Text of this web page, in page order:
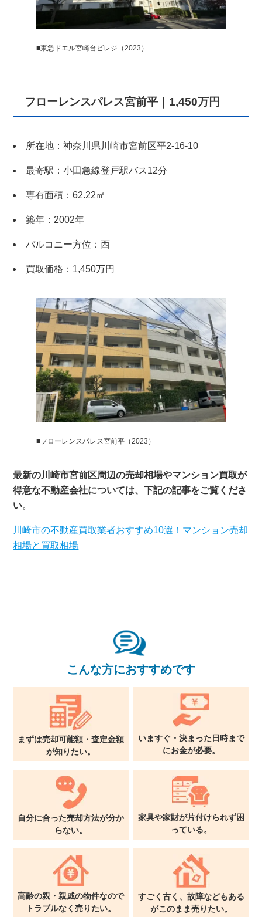
無料査定・売却相談
10時～18時/水曜日定休
■東急ドエル宮崎台ビレジ（2023）
フローレンスパレス宮前平｜1,450万円
所在地：神奈川県川崎市宮前区平2-16-10
最寄駅：小田急線登戸駅バス12分
専有面積：62.22㎡
築年：2002年
バルコニー方位：西
買取価格：1,450万円
■フローレンスパレス宮前平（2023）
最新の川崎市宮前区周辺の売却相場やマンション買取が
得意な不動産会社については、下記の記事をご覧くださ
い。
川崎市の不動産買取業者おすすめ10選！マンション売却
相場と買取相場
こんな方におすすめです
まずは売却可能額・査定金額
が知りたい。
いますぐ・決まった日時まで
にお金が必要。
自分に合った売却方法が分か
らない。
家具や家財が片付けられず困
っている。
高齢の親・親戚の物件なので
トラブルなく売りたい。
すごく古く、故障などもある
がこのまま売りたい。